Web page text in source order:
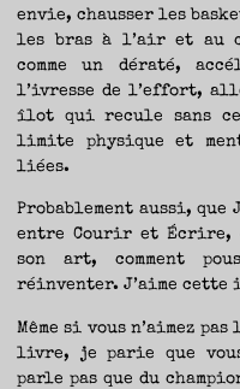
envie, chausser les
les bras à l’air et au
comme un dératé,
l’ivresse de l’effort,
îlot qui recule sans
limite physique et
liées.
Probablement aussi,
entre Courir et Écrire,
son art, comment
réinventer. J’aime cette
Même si vous n’aimez
livre, je parie que
parle pas que du